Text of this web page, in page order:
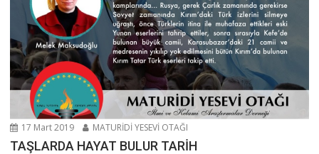
17 Mart 2019 MATURİDİ YESEVİ OTAĞI
TAŞLARDA HAYAT BULUR TARİH